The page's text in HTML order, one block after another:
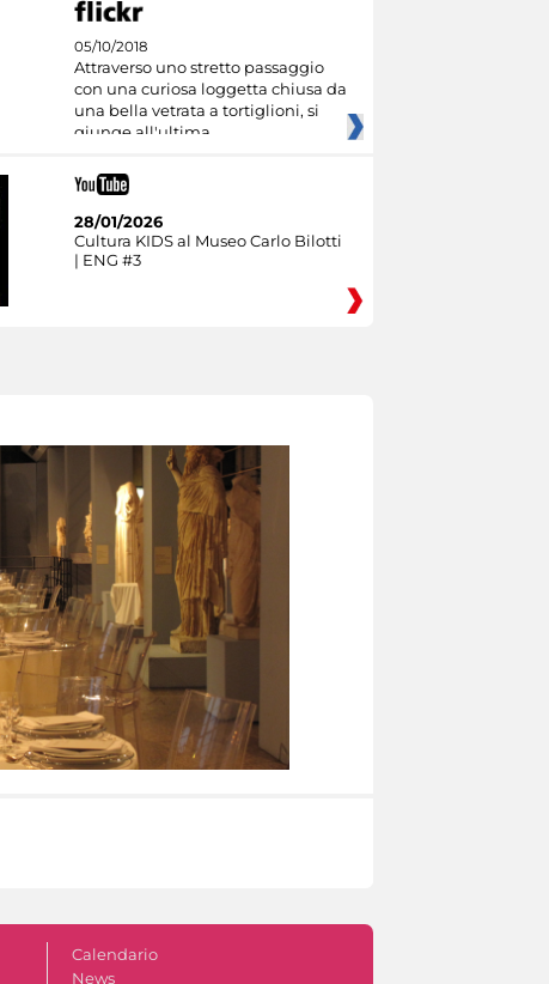
05/10/2018
Attraverso uno stretto passaggio
con una curiosa loggetta chiusa da
una bella vetrata a tortiglioni, si
giunge all'ultima
28/01/2026
Cultura KIDS al Museo Carlo Bilotti
| ENG #3
Calendario
News